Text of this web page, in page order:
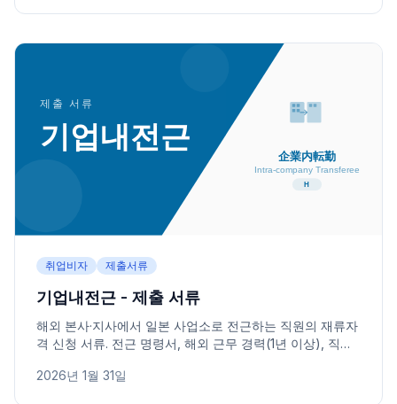
취업비자 제출서류
기업내전근 - 제출 서류
해외 본사·지사에서 일본 사업소로 전근하는 직원의 재류자
격 신청 서류. 전근 명령서, 해외 근무 경력(1년 이상), 직무
2026년 1월 31일